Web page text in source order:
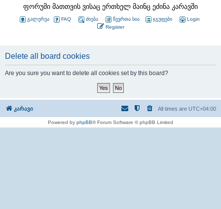
ფორუმი მათთვის ვისაც ერთხელ მაინც ეძინა კარავში
გალერეა FAQ ძიება წევრთა სია ჯგუფები
Login
Register
Delete all board cookies
Are you sure you want to delete all cookies set by this board?
კარავი All times are UTC+04:00
Powered by phpBB® Forum Software © phpBB Limited